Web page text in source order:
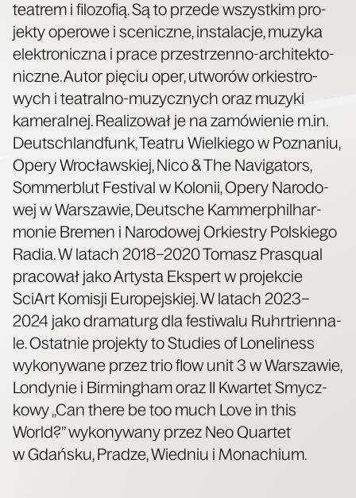
teatrem i filo­zo­fią. Są to przede wszyst­kim pro­
jek­ty ope­ro­we i sce­nicz­ne, insta­la­cje, muzy­ka
elek­tro­nicz­na i pra­ce prze­strzen­no-archi­tek­to­
nicz­ne. Autor pię­ciu oper, utwo­rów orkie­stro­
wych i teatral­no-muzycz­nych oraz muzy­ki
kame­ral­nej. Reali­zo­wał je na zamó­wie­nie m.in.
Deutsch­land­funk, Teatru Wiel­kie­go w Pozna­niu,
Ope­ry Wro­cław­skiej, Nico & The Navi­ga­tors,
Som­mer­blut Festi­val w Kolo­nii, Ope­ry Naro­do­
wej w War­sza­wie, Deut­sche Kam­mer­phil­har­
mo­nie Bre­men i Naro­do­wej Orkie­stry Pol­skie­go
Radia. W latach 2018–2020 Tomasz Pra­squ­al
pra­co­wał jako Arty­sta Eks­pert w pro­jek­cie
SciArt Komi­sji Euro­pej­skiej. W latach 2023–
2024 jako dra­ma­turg dla festi­wa­lu Ruhr­trien­na­
le. Ostat­nie pro­jek­ty to Stu­dies of Lone­li­ness
wyko­ny­wa­ne przez trio flow unit 3 w War­sza­wie,
Lon­dy­nie i Bir­ming­ham oraz II Kwar­tet Smycz­
ko­wy „Can the­re be too much Love in this
World?” wyko­ny­wa­ny przez Neo Quar­tet
w Gdań­sku, Pra­dze, Wied­niu i Monachium.